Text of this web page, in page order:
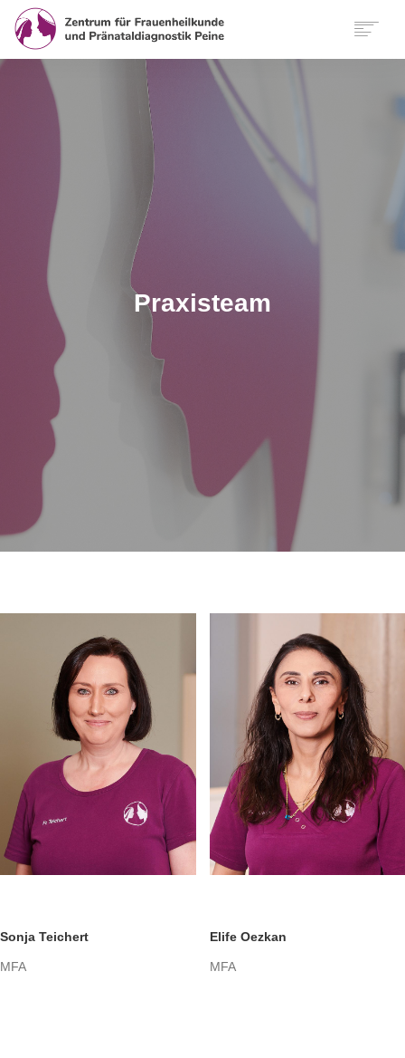
START
LEISTUNGEN
FUNKTIONELLE MEDIZIN
KONTAKT
ANFAHRT
INTERNATIONAL
FINDEN Praxisteam
Sonja Teichert
MFA
Elife Oezkan
MFA